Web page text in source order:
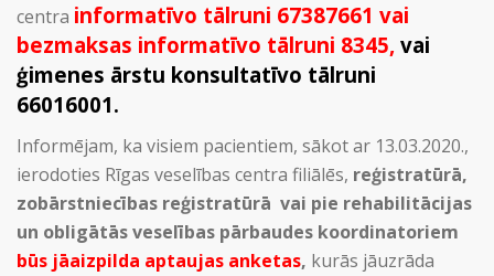
centra informatīvo tālruni 67387661 vai
bezmaksas informatīvo tālruni 8345, vai
ģimenes ārstu konsultatīvo tālruni
66016001.
Informējam, ka visiem pacientiem, sākot ar 13.03.2020.,
ierodoties Rīgas veselības centra filiālēs, reģistratūrā,
zobārstniecības reģistratūrā vai pie rehabilitācijas
un obligātās veselības pārbaudes koordinatoriem
būs jāaizpilda aptaujas anketas, kurās jāuzrāda